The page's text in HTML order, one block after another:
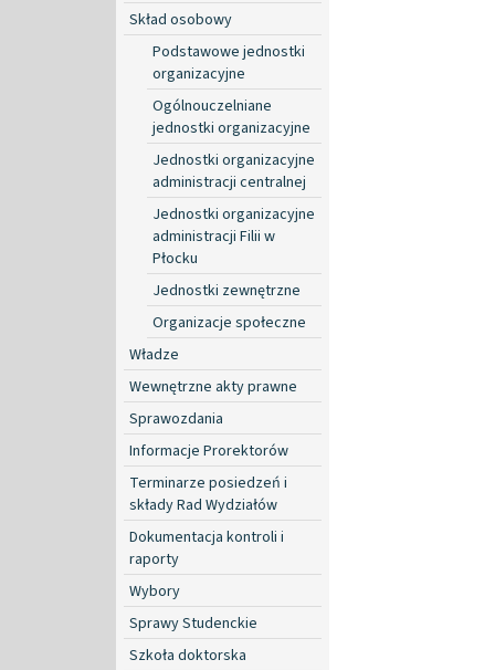
Skład osobowy
Podstawowe jednostki
organizacyjne
Ogólnouczelniane
jednostki organizacyjne
Jednostki organizacyjne
administracji centralnej
Jednostki organizacyjne
administracji Filii w
Płocku
Jednostki zewnętrzne
Organizacje społeczne
Władze
Wewnętrzne akty prawne
Sprawozdania
Informacje Prorektorów
Terminarze posiedzeń i
składy Rad Wydziałów
Dokumentacja kontroli i
raporty
Wybory
Sprawy Studenckie
Szkoła doktorska